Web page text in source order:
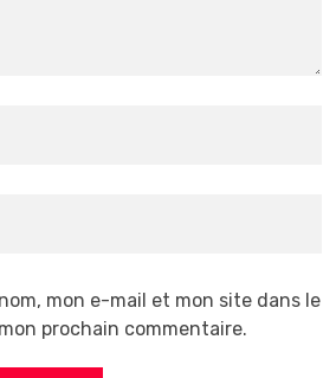
mon e-mail et mon site dans le
prochain commentaire.